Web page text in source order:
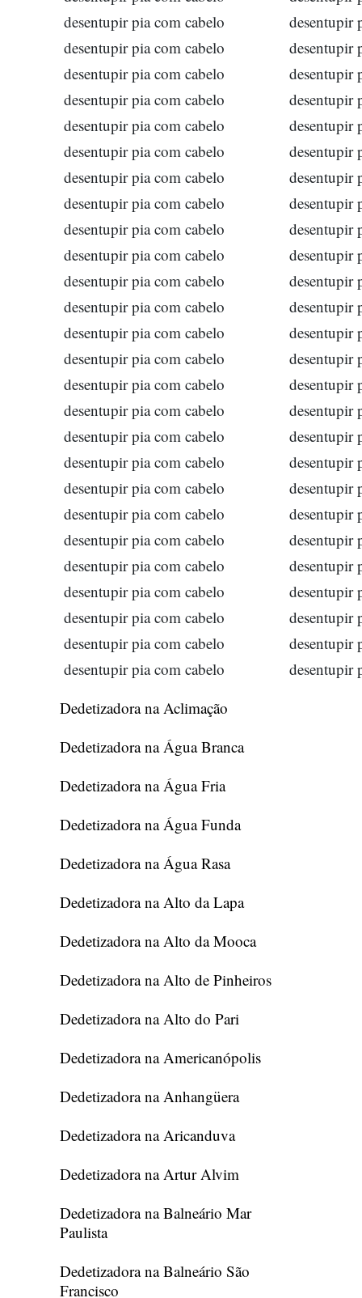
desentupir pia com cabelo
desentupir
desentupir pia com cabelo
desentupir
desentupir pia com cabelo
desentupir
desentupir pia com cabelo
desentupir
desentupir pia com cabelo
desentupir
desentupir pia com cabelo
desentupir
desentupir pia com cabelo
desentupir
desentupir pia com cabelo
desentupir
desentupir pia com cabelo
desentupir
desentupir pia com cabelo
desentupir
desentupir pia com cabelo
desentupir
desentupir pia com cabelo
desentupir
desentupir pia com cabelo
desentupir
desentupir pia com cabelo
desentupir
desentupir pia com cabelo
desentupir
desentupir pia com cabelo
desentupir
desentupir pia com cabelo
desentupir
desentupir pia com cabelo
desentupir
desentupir pia com cabelo
desentupir
desentupir pia com cabelo
desentupir
desentupir pia com cabelo
desentupir
desentupir pia com cabelo
desentupir
desentupir pia com cabelo
desentupir
desentupir pia com cabelo
desentupir
desentupir pia com cabelo
desentupir
desentupir pia com cabelo
desentupir
Dedetizadora na Aclimação
Dedetizadora na Água Branca
Dedetizadora na Água Fria
Dedetizadora na Água Funda
Dedetizadora na Água Rasa
Dedetizadora na Alto da Lapa
Dedetizadora na Alto da Mooca
Dedetizadora na Alto de Pinheiros
Dedetizadora na Alto do Pari
Dedetizadora na Americanópolis
Dedetizadora na Anhangüera
Dedetizadora na Aricanduva
Dedetizadora na Artur Alvim
Dedetizadora na Balneário Mar
Paulista
Dedetizadora na Balneário São
Francisco